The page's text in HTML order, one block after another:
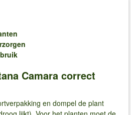
Camara correct
en dompel de plant